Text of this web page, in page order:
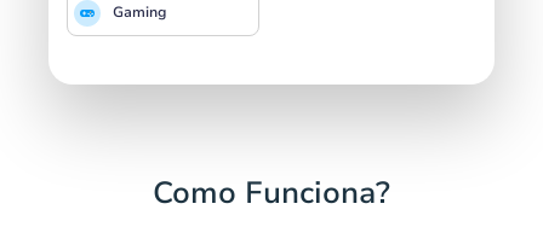
Gaming
Como Funciona?